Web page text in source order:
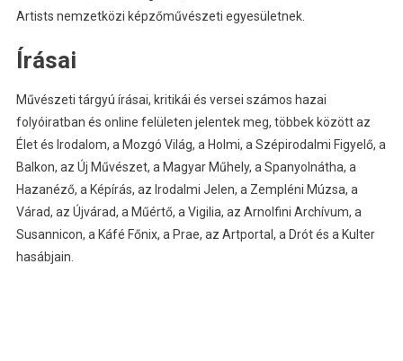
Artists nemzetközi képzőművészeti egyesületnek.
Írásai
Művészeti tárgyú írásai, kritikái és versei számos hazai
folyóiratban és online felületen jelentek meg, többek között az
Élet és Irodalom, a Mozgó Világ, a Holmi, a Szépirodalmi Figyelő, a
Balkon, az Új Művészet, a Magyar Műhely, a Spanyolnátha, a
Hazanéző, a Képírás, az Irodalmi Jelen, a Zempléni Múzsa, a
Várad, az Újvárad, a Műértő, a Vigilia, az Arnolfini Archívum, a
Susannicon, a Káfé Főnix, a Prae, az Artportal, a Drót és a Kulter
hasábjain.